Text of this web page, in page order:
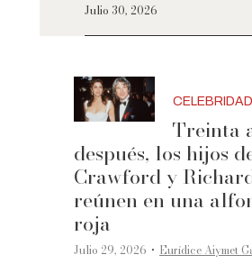
Julio 30, 2026
Treinta
después, los hijos
Crawford y
reúnen en una
roja
Julio 29, 2026 ·Eurídice Aiymet